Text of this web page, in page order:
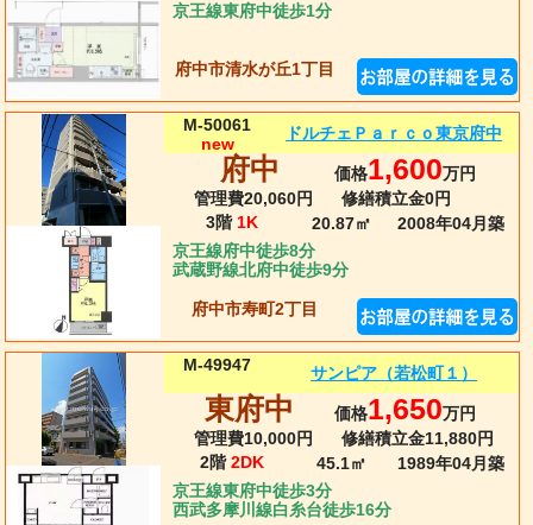
京王線東府中徒歩1分
府中市清水が丘1丁目
M-50061
new
ドルチェＰａｒｃｏ東京府中
府中 価格1,600万円
管理費20,060円
修繕積立金0円
3階 1K 20.87㎡ 2008年04月 築
京王線府中徒歩8分
武蔵野線北府中徒歩9分
府中市寿町2丁目
M-49947 サンピア（若松町１）
東府中 価格1,650万円
管理費10,000円
修繕積立金11,880円
2階 2DK 45.1㎡ 1989年04月 築
京王線東府中徒歩3分
西武多摩川線白糸台徒歩16分